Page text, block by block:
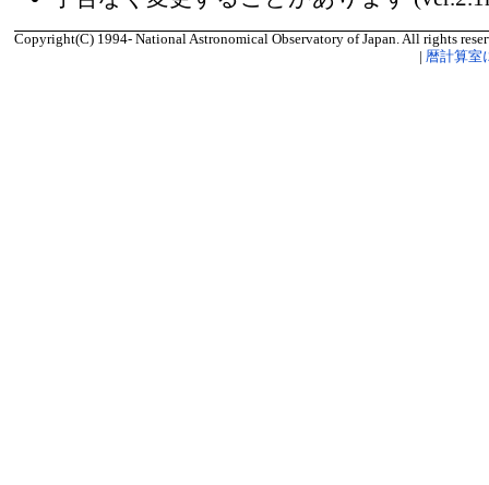
Copyright(C) 1994- National Astronomical Observatory of Japan. All rights
暦計算室